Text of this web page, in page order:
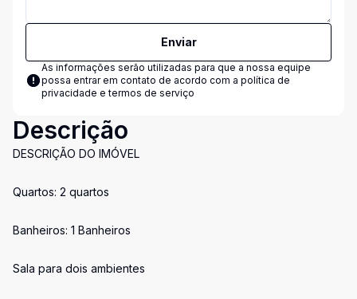
Enviar
As informações serão utilizadas para que a nossa equipe
possa entrar em contato de acordo com a política de
privacidade e termos de serviço
Descrição
DESCRIÇÃO DO IMÓVEL
Quartos: 2 quartos
Banheiros: 1 Banheiros
Sala para dois ambientes